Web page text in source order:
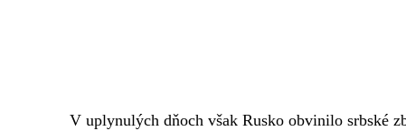
V uplynulých dňoch však Rusko obvinilo srbské